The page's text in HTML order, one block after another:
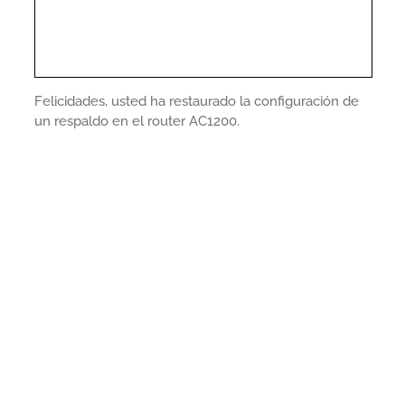
Felicidades, usted ha restaurado la configuración de
un respaldo en el router AC1200.